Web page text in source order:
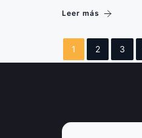
Leer más
1 2 3